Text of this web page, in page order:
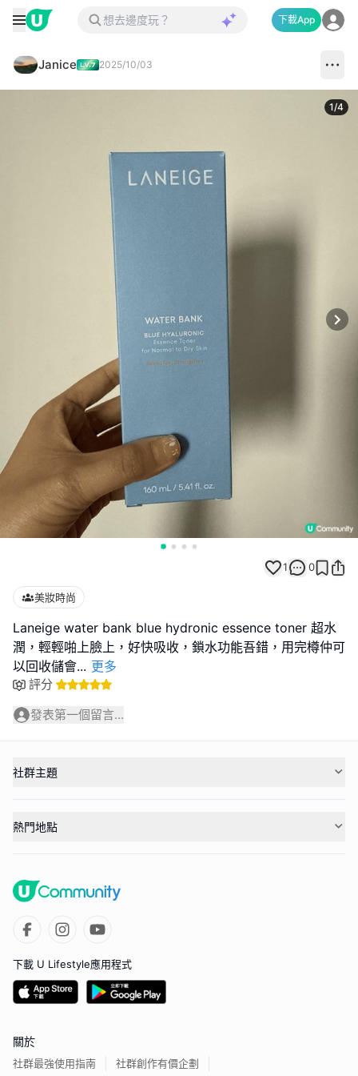
下載App
Janice 2025/10/03
1/4
1 0
美妝時尚
Laneige water bank blue hydronic essence toner 超水
潤，輕輕啪上臉上，好快吸收，鎖水功能吾錯，用完樽仲可
以回收儲會... 更多
評分
發表第一個留言...
社群主題
熱門地點
下載 U Lifestyle應用程式
關於
社群最強使用指南 社群創作有價企劃